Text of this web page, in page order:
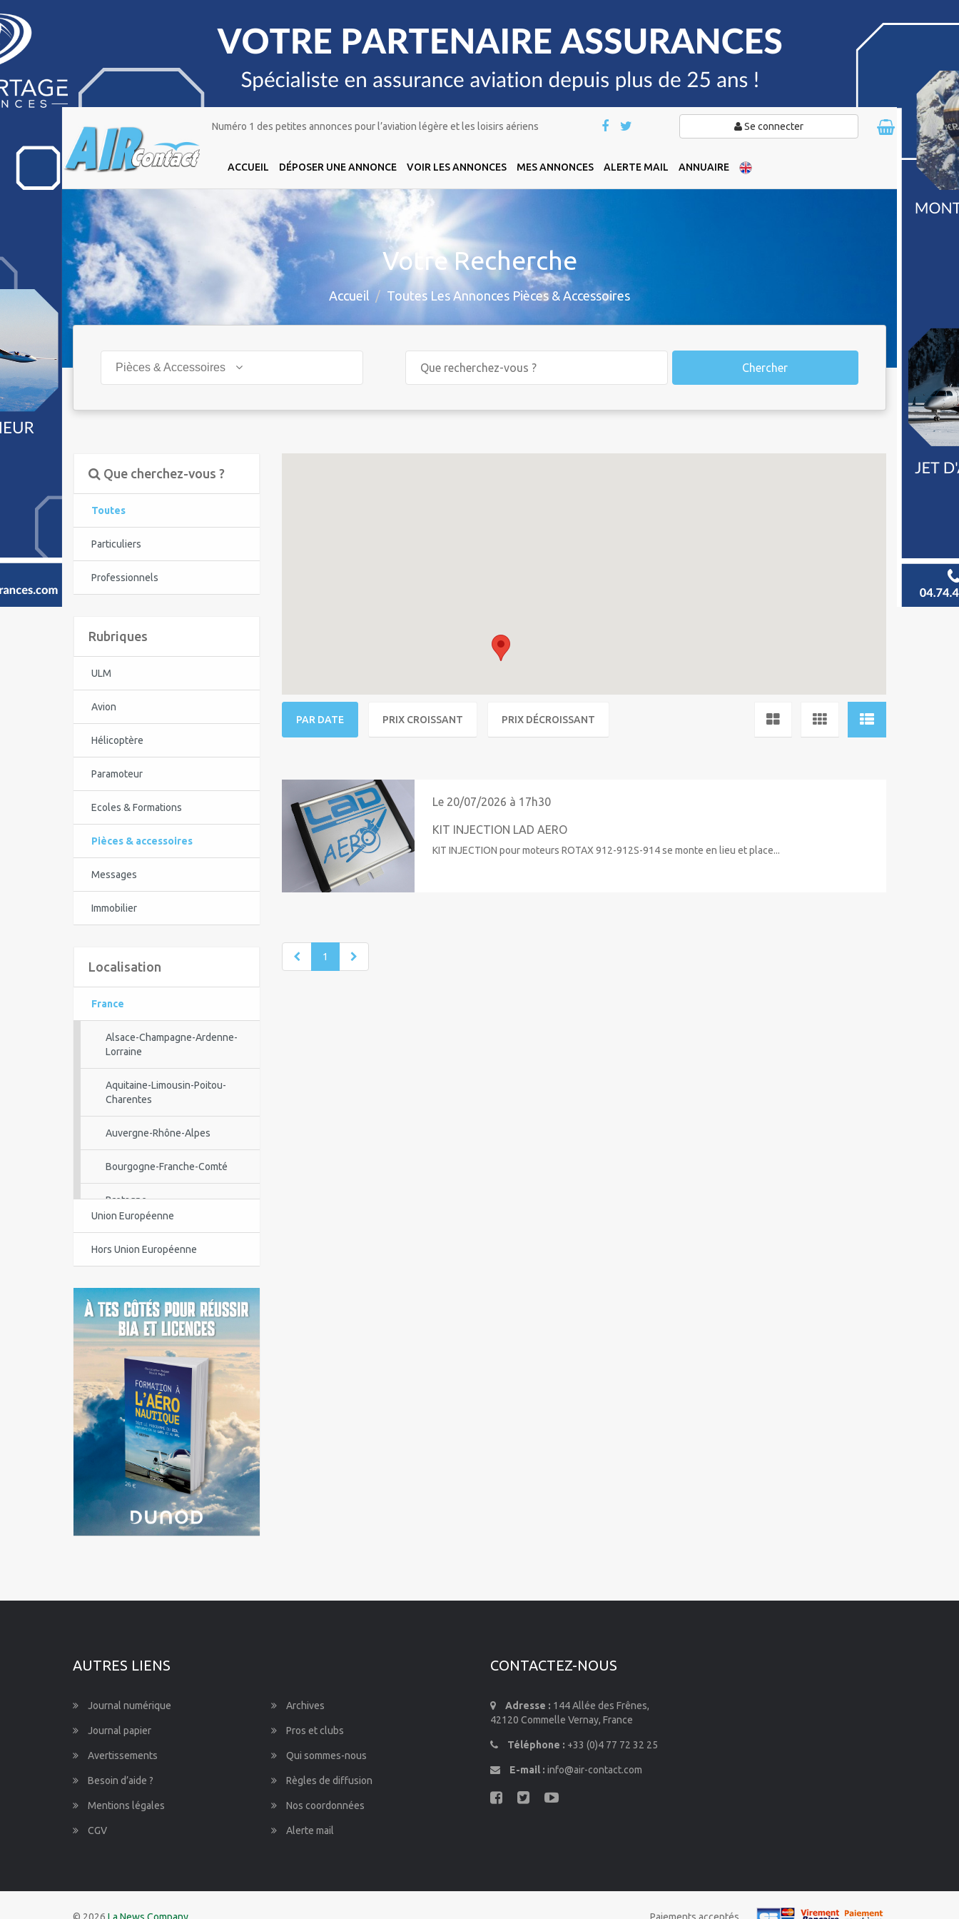
Numéro 1 des petites annonces pour l’aviation légère et les loisirs aériens Se connecter
ACCUEIL DÉPOSER UNE ANNONCE VOIR LES ANNONCES MES ANNONCES ALERTE MAIL ANNUAIRE
Votre Recherche
Accueil Toutes Les Annonces Pièces & Accessoires
Pièces & Accessoires Chercher
Que cherchez-vous ?
Toutes
Particuliers
Professionnels
Rubriques
ULM
Avion
Hélicoptère
Paramoteur
Ecoles & Formations
Pièces & accessoires
Messages
Immobilier
Localisation
France
Alsace-Champagne-Ardenne-
Lorraine
Aquitaine-Limousin-Poitou-
Charentes
Auvergne-Rhône-Alpes
Bourgogne-Franche-Comté
Bretagne
Centre-Val de Loire
Corse
Guadeloupe
Guyane
Île-de-France
La Réunion
Languedoc-Roussillon-Midi-
Pyrénées
Martinique
Mayotte
Union Européenne
Hors Union Européenne
PAR DATE PRIX CROISSANT PRIX DÉCROISSANT
Le 20/07/2026 à 17h30
KIT INJECTION LAD AERO
KIT INJECTION pour moteurs ROTAX 912-912S-914 se monte en lieu et place...
1
AUTRES LIENS
Journal numérique Archives
Journal papier Pros et clubs
Avertissements Qui sommes-nous
Besoin d’aide ? Règles de diffusion
Mentions légales Nos coordonnées
CGV Alerte mail
CONTACTEZ-NOUS
Adresse : 144 Allée des Frênes,
42120 Commelle Vernay, France
Téléphone : +33 (0)4 77 72 32 25
E-mail : info@air-contact.com